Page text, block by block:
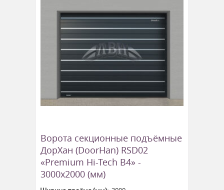
Ворота секционные подъёмные
ДорХан (DoorHan) RSD02
«Premium Hi-Tech B4» -
3000x2000 (мм)